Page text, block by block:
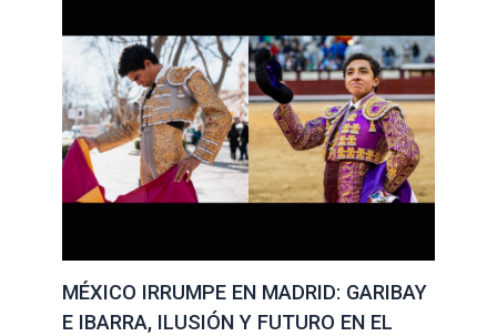
MÉXICO IRRUMPE EN MADRID: GARIBAY
E IBARRA, ILUSIÓN Y FUTURO EN EL